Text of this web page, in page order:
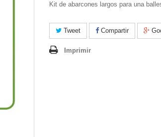
Kit de abarcones largos para una
Tweet Compartir
Imprimir